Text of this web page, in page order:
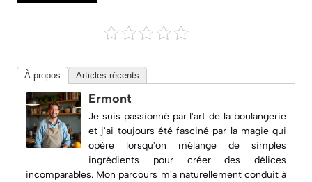
À propos Articles récents
Ermont
Je suis passionné par l'art de la boulangerie
et j'ai toujours été fasciné par la magie qui
opère lorsqu'on mélange de simples
ingrédients pour créer des délices
incomparables. Mon parcours m'a naturellement conduit à